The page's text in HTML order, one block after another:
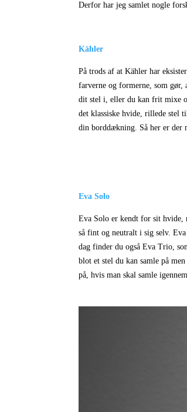
Derfor har jeg samlet nogle
Kähler
På trods af at Kähler har
farverne og formerne, som
dit stel i, eller du kan frit mixe
det klassiske hvide, rillede stel
din borddækning. Så her er der
Eva Solo
Eva Solo er kendt for sit hvide,
så fint og neutralt i sig selv.
dag finder du også Eva Trio,
blot et stel du kan samle på
på, hvis man skal samle